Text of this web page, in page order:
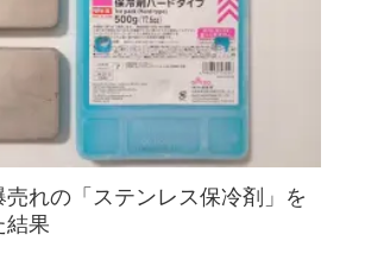
れの「ステンレス保冷剤」を
結果